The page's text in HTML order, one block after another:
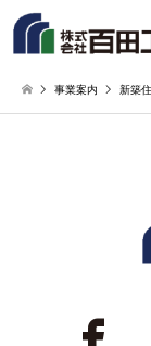
事業案内 新築
Instagram